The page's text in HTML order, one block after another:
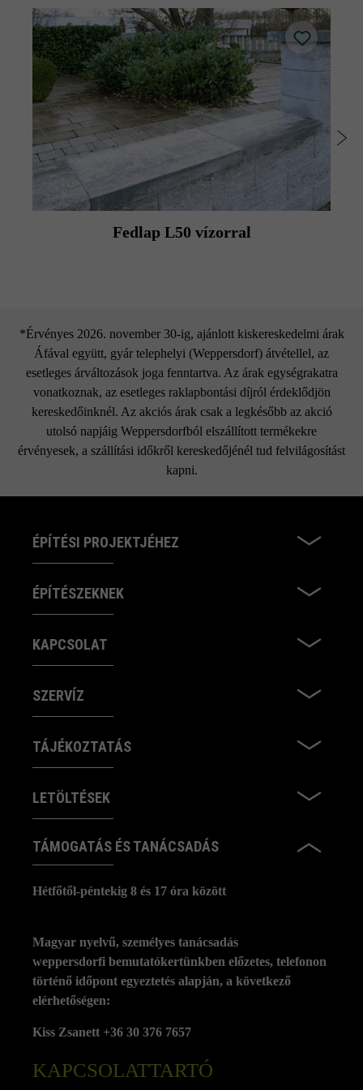
Fedlap L50 vízorral
*Érvényes 2026. november 30-ig, ajánlott kiskereskedelmi árak
Áfával együtt, gyár telephelyi (Weppersdorf) átvétellel, az
esetleges árváltozások joga fenntartva. Az árak egységrakatra
vonatkoznak, az esetleges raklapbontási díjról érdeklődjön
kereskedőinknél. Az akciós árak csak a legkésőbb az akció
utolsó napjáig Weppersdorfból elszállított termékekre
érvényesek, a szállítási időkről kereskedőjénél tud felvilágosítást
kapni.
ÉPÍTÉSI PROJEKTJÉHEZ
ÉPÍTÉSZEKNEK
KAPCSOLAT
SZERVÍZ
TÁJÉKOZTATÁS
LETÖLTÉSEK
TÁMOGATÁS ÉS TANÁCSADÁS
Hétfőtől-péntekig 8 és 17 óra között
KAPCSOLATTARTÓ
Magyar nyelvű, személyes tanácsadás
weppersdorfi bemutatókertünkben előzetes, telefonon
történő időpont egyeztetés alapján, a következő
elérhetőségen:
Kiss Zsanett +36 30 376 7657